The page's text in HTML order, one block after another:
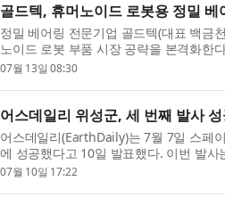
골드텍, 휴머노이드 로봇용 정밀
정밀 베어링 전문기업 골드텍(대표 백
노이드 로봇 부품 시장 공략을 본격화한
07월 13일 08:30
어스데일리 위성군, 세 번째 발사
어스데일리(EarthDaily)는 7월 7일 스페
에 성공했다고 10일 발표했다. 이번 발
07월 10일 17:22